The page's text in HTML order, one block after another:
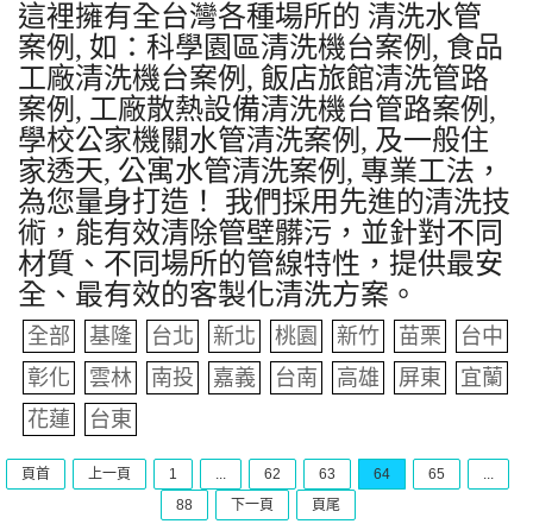
這裡擁有全台灣各種場所的 清洗水管
案例, 如：科學園區清洗機台案例, 食品
工廠清洗機台案例, 飯店旅館清洗管路
案例, 工廠散熱設備清洗機台管路案例,
學校公家機關水管清洗案例, 及一般住
家透天, 公寓水管清洗案例, 專業工法，
為您量身打造！ 我們採用先進的清洗技
術，能有效清除管壁髒污，並針對不同
材質、不同場所的管線特性，提供最安
全、最有效的客製化清洗方案。
全部 基隆 台北 新北 桃園 新竹 苗栗
台中
彰化
雲林 南投 嘉義 台南 高雄 屏東
宜蘭
花蓮
台東
頁首 上一頁 1 ... 62 63 64 65
...
88
下一頁 頁尾